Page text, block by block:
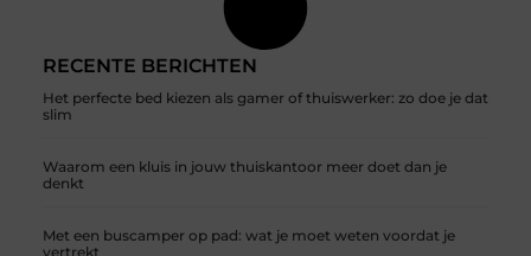
RECENTE BERICHTEN
Het perfecte bed kiezen als gamer of thuiswerker: zo doe je dat
slim
Waarom een kluis in jouw thuiskantoor meer doet dan je
denkt
Met een buscamper op pad: wat je moet weten voordat je
vertrekt